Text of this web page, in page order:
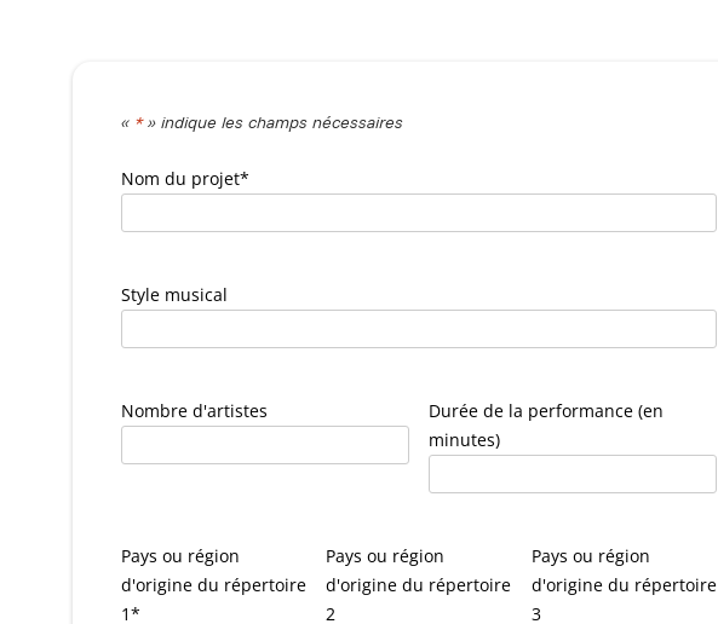
« *» indique les champs nécessaires
Nom du projet*
Style musical
Nombre d'artistes
Durée de la performance (en
minutes)
Pays ou région
d'origine du répertoire
1*
Pays ou région
d'origine du répertoire
2
Pays ou région
d'origine du répertoire
3